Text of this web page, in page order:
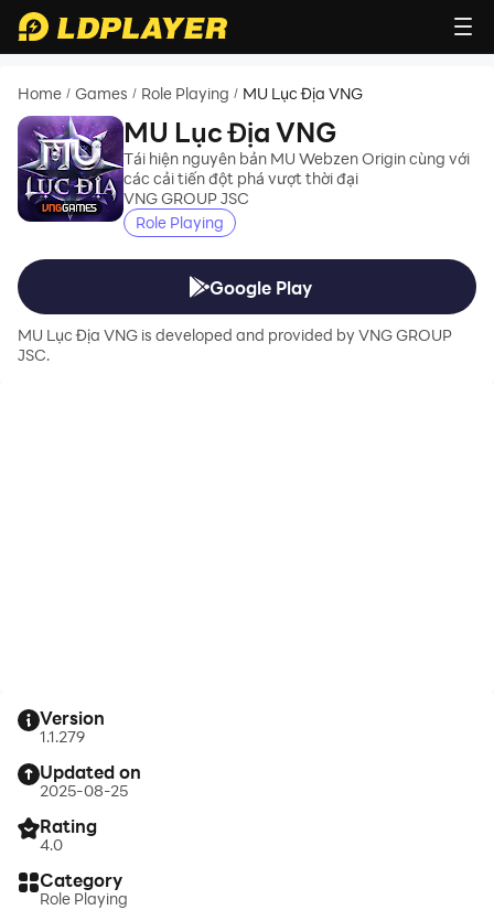
Home / Games / Role Playing / MU Lục Địa VNG
MU Lục Địa VNG
Tái hiện nguyên bản MU Webzen Origin cùng với
các cải tiến đột phá vượt thời đại
VNG GROUP JSC
Role Playing
Google Play
MU Lục Địa VNG is developed and provided by VNG GROUP
JSC.
Version
1.1.279
Updated on
2025-08-25
Rating
4.0
Category
Role Playing